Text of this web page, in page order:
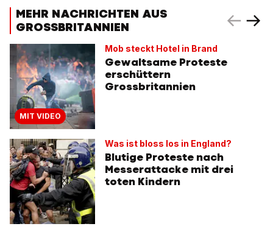
MEHR NACHRICHTEN AUS
GROSSBRITANNIEN
MIT VIDEO
Mob steckt Hotel in Brand
Gewaltsame Proteste
erschüttern
Grossbritannien
Was ist bloss los in England?
Blutige Proteste nach
Messerattacke mit drei
toten Kindern